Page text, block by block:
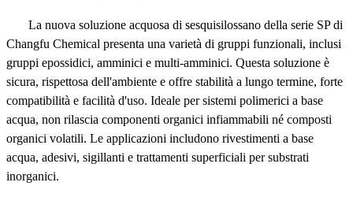
La nuova soluzione acquosa di sesquisilossano della serie SP di
Changfu Chemical presenta una varietà di gruppi funzionali, inclusi
gruppi epossidici, amminici e multi-amminici. Questa soluzione è
sicura, rispettosa dell'ambiente e offre stabilità a lungo termine, forte
compatibilità e facilità d'uso. Ideale per sistemi polimerici a base
acqua, non rilascia componenti organici infiammabili né composti
organici volatili. Le applicazioni includono rivestimenti a base
acqua, adesivi, sigillanti e trattamenti superficiali per substrati
inorganici.